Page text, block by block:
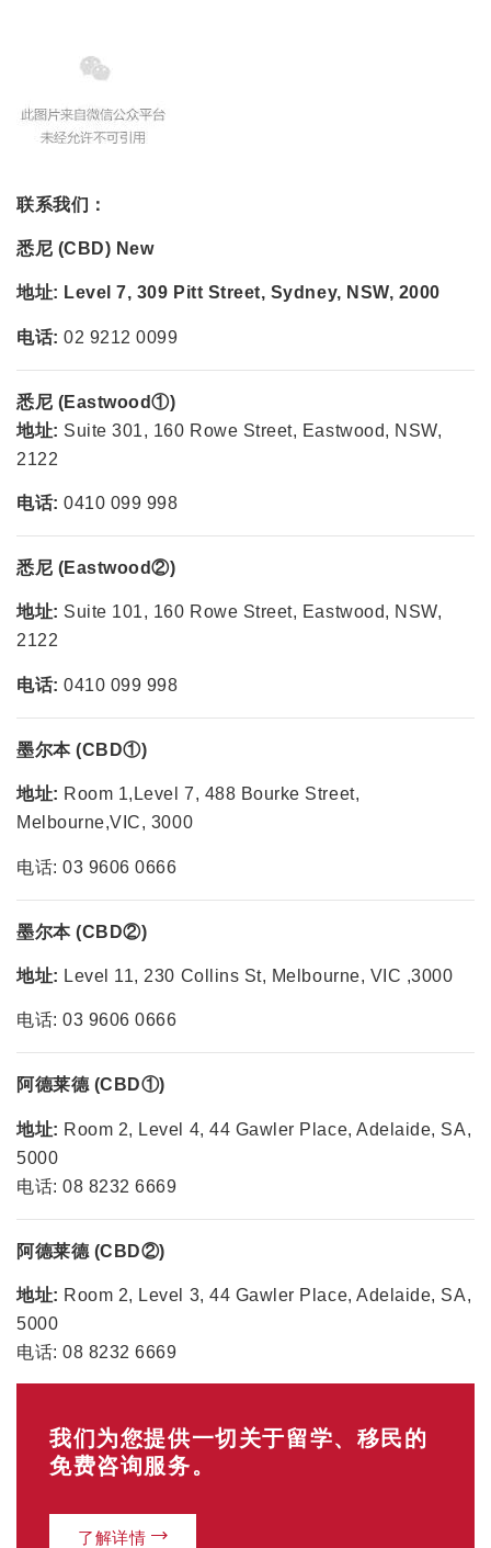
联系我们：
悉尼 (CBD) New
地址: Level 7, 309 Pitt Street, Sydney, NSW, 2000
电话: 02 9212 0099
悉尼 (Eastwood①)
地址: Suite 301, 160 Rowe Street, Eastwood, NSW,
2122
电话: 0410 099 998
悉尼 (Eastwood②)
地址: Suite 101, 160 Rowe Street, Eastwood, NSW,
2122
电话: 0410 099 998
墨尔本 (CBD①)
地址: Room 1,Level 7, 488 Bourke Street,
Melbourne,VIC, 3000
电话: 03 9606 0666
墨尔本 (CBD②)
地址: Level 11, 230 Collins St, Melbourne, VIC ,3000
电话: 03 9606 0666
阿德莱德 (CBD①)
地址: Room 2, Level 4, 44 Gawler Place, Adelaide, SA,
5000
电话: 08 8232 6669
阿德莱德 (CBD②)
地址: Room 2, Level 3, 44 Gawler Place, Adelaide, SA,
5000
电话: 08 8232 6669
我们为您提供一切关于留学、移民的
免费咨询服务。
了解详情